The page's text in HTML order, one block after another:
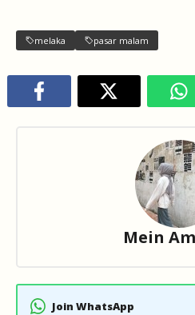
melaka pasar malam
Mein
Join WhatsApp